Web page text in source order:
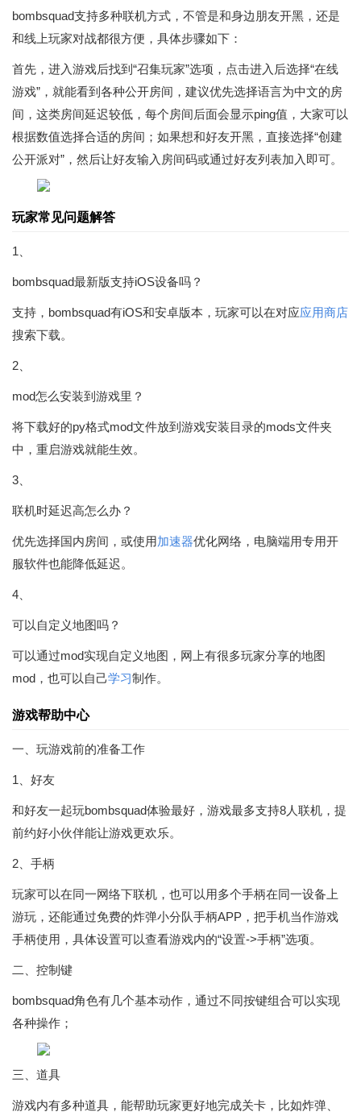
bombsquad支持多种联机方式，不管是和身边朋友开黑，还是
和线上玩家对战都很方便，具体步骤如下：
首先，进入游戏后找到“召集玩家”选项，点击进入后选择“在线
游戏”，就能看到各种公开房间，建议优先选择语言为中文的房
间，这类房间延迟较低，每个房间后面会显示ping值，大家可以
根据数值选择合适的房间；如果想和好友开黑，直接选择“创建
公开派对”，然后让好友输入房间码或通过好友列表加入即可。
玩家常见问题解答
1、
bombsquad最新版支持iOS设备吗？
支持，bombsquad有iOS和安卓版本，玩家可以在对应应用商店
搜索下载。
2、
mod怎么安装到游戏里？
将下载好的py格式mod文件放到游戏安装目录的mods文件夹
中，重启游戏就能生效。
3、
联机时延迟高怎么办？
优先选择国内房间，或使用加速器优化网络，电脑端用专用开
服软件也能降低延迟。
4、
可以自定义地图吗？
可以通过mod实现自定义地图，网上有很多玩家分享的地图
mod，也可以自己学习制作。
游戏帮助中心
一、玩游戏前的准备工作
1、好友
和好友一起玩bombsquad体验最好，游戏最多支持8人联机，提
前约好小伙伴能让游戏更欢乐。
2、手柄
玩家可以在同一网络下联机，也可以用多个手柄在同一设备上
游玩，还能通过免费的炸弹小分队手柄APP，把手机当作游戏
手柄使用，具体设置可以查看游戏内的“设置->手柄”选项。
二、控制键
bombsquad角色有几个基本动作，通过不同按键组合可以实现
各种操作；
三、道具
游戏内有多种道具，能帮助玩家更好地完成关卡，比如炸弹、